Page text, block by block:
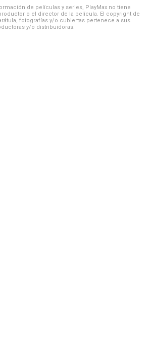
de películas y series, PlayMax no tiene
o el director de la película. El copyright de
fotografías y/o cubiertas pertenece a sus
y/o distribuidoras.